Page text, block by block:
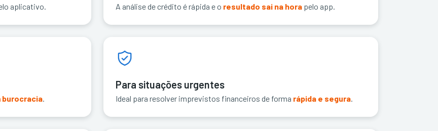
aplicativo. A análise de crédito é rápida e o resultado sai na hora pelo app.
burocracia.
Para situações urgentes
Ideal para resolver imprevistos financeiros de forma rápida e segura.